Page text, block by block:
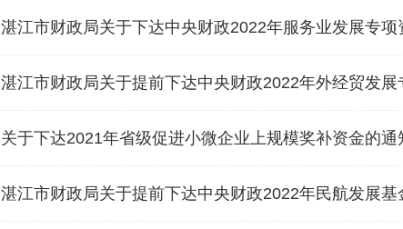
湛江市财政局关于下达中央财政2022年服务业发展专
湛江市财政局关于提前下达中央财政2022年外经贸发展
关于下达2021年省级促进小微企业上规模奖补资金的通
湛江市财政局关于提前下达中央财政2022年民航发展基金用